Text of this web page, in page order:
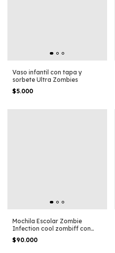
Vaso infantil con tapa y
sorbete Ultra Zombies
$5.000
Mochila Escolar Zombie
Infection cool zombiff con
carro
$90.000